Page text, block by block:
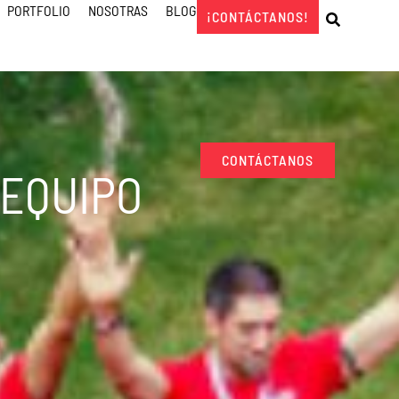
TEAM BUILDING
PORTFOLIO NOSOTRAS BLOG ¡CONTÁCTANOS!
ABRIR TEAM BUILDING
PORTFOLIO NOSOTRAS BLOG ¡CONTÁCTANOS!
CONTÁCTANOS